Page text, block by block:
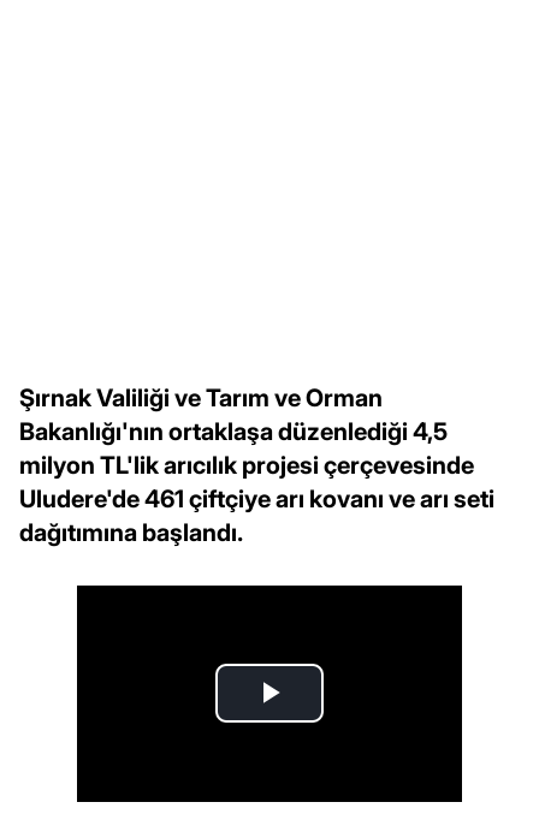
Şırnak Valiliği ve Tarım ve Orman
Bakanlığı'nın ortaklaşa düzenlediği 4,5
milyon TL'lik arıcılık projesi çerçevesinde
Uludere'de 461 çiftçiye arı kovanı ve arı seti
dağıtımına başlandı.